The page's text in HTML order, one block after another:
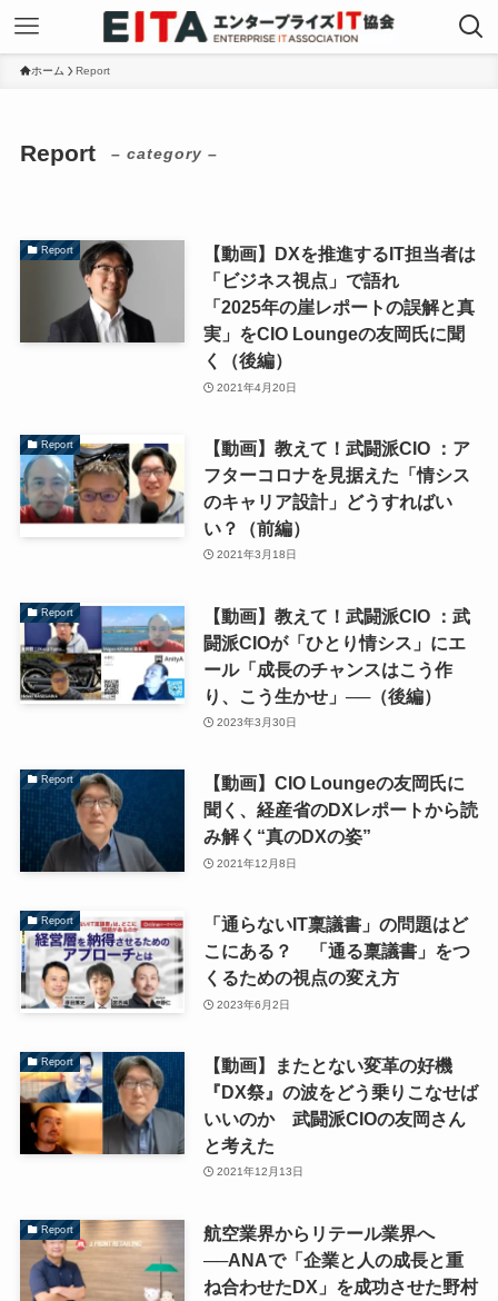
ホーム Report
Report – category –
Report
【動画】DXを推進するIT担当者は
「ビジネス視点」で語れ
「2025年の崖レポートの誤解と真
実」をCIO Loungeの友岡氏に聞
く（後編）
2021年4月20日
Report
【動画】教えて！武闘派CIO ：ア
フターコロナを見据えた「情シス
のキャリア設計」どうすればい
い？（前編）
2021年3月18日
Report
【動画】教えて！武闘派CIO ：武
闘派CIOが「ひとり情シス」にエ
ール「成長のチャンスはこう作
り、こう生かせ」──（後編）
2023年3月30日
Report
【動画】CIO Loungeの友岡氏に
聞く、経産省のDXレポートから読
み解く“真のDXの姿”
2021年12月8日
Report
「通らないIT稟議書」の問題はど
こにある？ 「通る稟議書」をつ
くるための視点の変え方
2023年6月2日
Report
【動画】またとない変革の好機
『DX祭』の波をどう乗りこなせば
いいのか 武闘派CIOの友岡さん
と考えた
2021年12月13日
Report
航空業界からリテール業界へ
──ANAで「企業と人の成長と重
ね合わせたDX」を成功させた野村